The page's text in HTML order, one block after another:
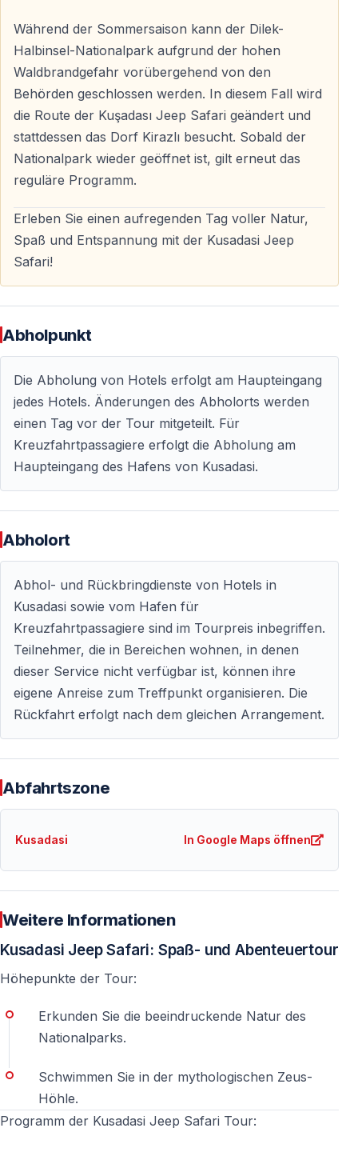
der längsten Strände Europas. Schwimmen im Meer,
Sonnenbaden oder Entspannung an der Strandbar
stehen zur Auswahl.
BBQ-Mittagessen in der Natur
Ein Barbecue-Mittagessen im Schatten der Pinien —
eine angenehme Pause inmitten der Natur während
Was Sie mitbringen sollten
— Badebekleidung und Handtuch
— Kopfbedeckung und Sonnenbrille
— Sonnenschutz
— Bequeme, leichte Kleidung
— Wechselkleidung nach den Wasserspielen
Umkleidekabinen stehen an den Badeplätzen zur
Verfügung.
Wichtige Hinweise
— Bequeme Kleidung wird empfohlen
— Festes Schuhwerk ist für die Offroad-Strecken
erforderlich
— Staub und Wasserspritzer gehören zum Erlebnis
— Die Tour endet mit dem Rücktransfer zu den Hotels
Häufig gestellte Fragen
Für alle, die Natur und aktive Erlebnisse mögen — ideal
für Familien, Paare und Freundesgruppen.
Nein — alle Jeeps werden von professionellen Fahrern
gefahren.
Ist das Schwimmen verpflichtend?
Nein — das Schwimmen ist optional. Alternativ können
Was beinhaltet das Mittagessen?
Ein BBQ-Mittagessen in der Natur — meist gegrilltes
Ist die Teilnahme an Wasserschlachten Pflicht?
Nein — die Teilnahme ist freiwillig, gehört aber zu den
Während der Sommersaison kann der Dilek-
Halbinsel-Nationalpark aufgrund der hohen
Waldbrandgefahr vorübergehend von den
Behörden geschlossen werden. In diesem Fall wird
die Route der Kuşadası Jeep Safari geändert und
stattdessen das Dorf Kirazlı besucht. Sobald der
Nationalpark wieder geöffnet ist, gilt erneut das
reguläre Programm.
Erleben Sie einen aufregenden Tag voller Natur,
Spaß und Entspannung mit der Kusadasi Jeep
Safari!
Abholpunkt
Die Abholung von Hotels erfolgt am Haupteingang
jedes Hotels. Änderungen des Abholorts werden
einen Tag vor der Tour mitgeteilt. Für
Kreuzfahrtpassagiere erfolgt die Abholung am
Haupteingang des Hafens von Kusadasi.
Abholort
Abhol- und Rückbringdienste von Hotels in
Kusadasi sowie vom Hafen für
Kreuzfahrtpassagiere sind im Tourpreis inbegriffen.
Teilnehmer, die in Bereichen wohnen, in denen
dieser Service nicht verfügbar ist, können ihre
eigene Anreise zum Treffpunkt organisieren. Die
Rückfahrt erfolgt nach dem gleichen Arrangement.
Abfahrtszone
Kusadasi In Google Maps öffnen
Weitere Informationen
Kusadasi Jeep Safari: Spaß- und Abenteuertour
Höhepunkte der Tour:
Erkunden Sie die beeindruckende Natur des
Nationalparks.
Schwimmen Sie in der mythologischen Zeus-
Höhle.
Programm der Kusadasi Jeep Safari Tour: